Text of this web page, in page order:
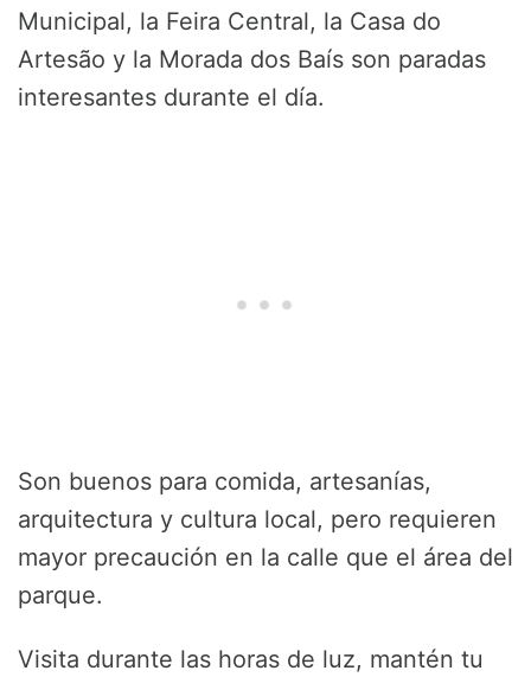
Municipal, la Feira Central, la Casa do
Artesão y la Morada dos Baís son paradas
interesantes durante el día.
Son buenos para comida, artesanías,
arquitectura y cultura local, pero requieren
mayor precaución en la calle que el área del
parque.
Visita durante las horas de luz, mantén tu